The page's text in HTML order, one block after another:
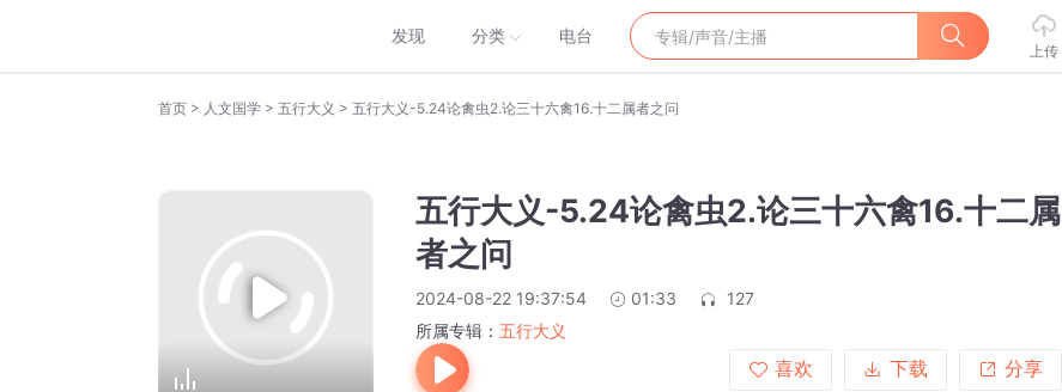
发现 分类 电台
上传
首页 > 人文国学 > 五行大义 > 五行大义-5.24论禽虫2.论三十六禽16.十二属者之问
五行大义-5.24论禽虫2.论三十六禽16.十二属
者之问
2024-08-22 19:37:54 01:33
127
所属专辑： 五行大义
喜欢
下载 分享